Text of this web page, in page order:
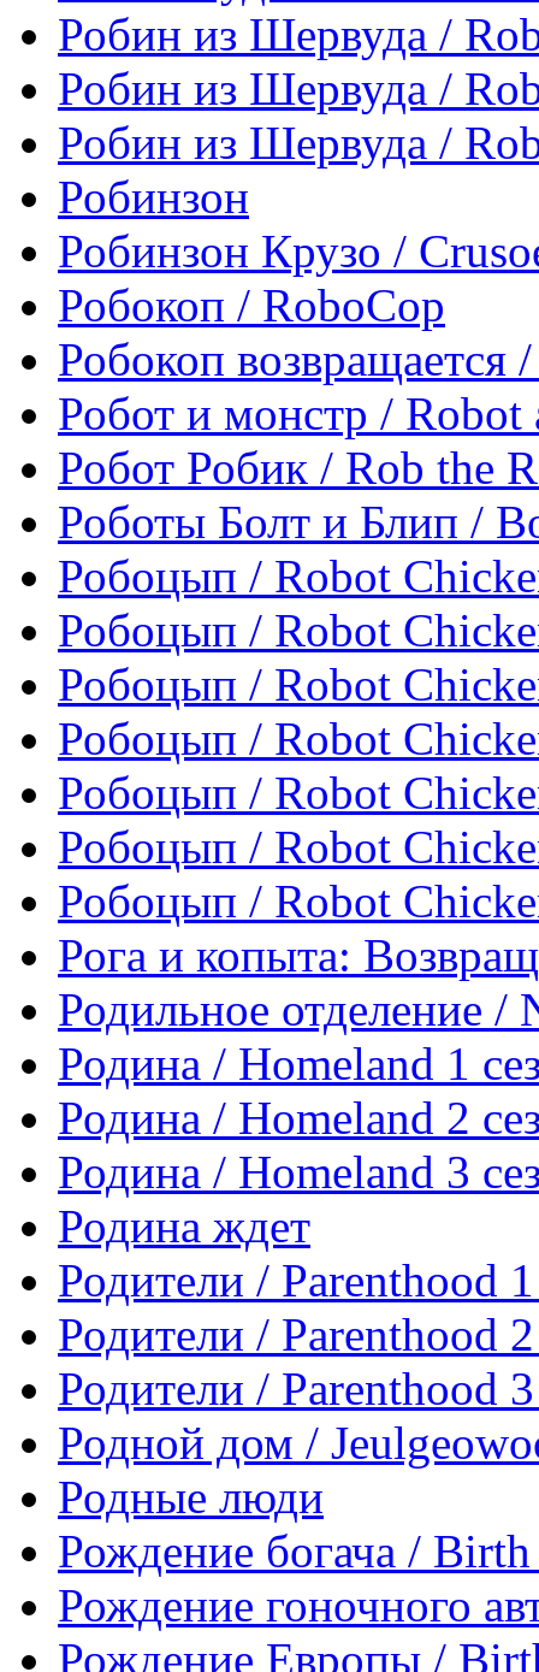
Робин из Шервуда /
Робин из Шервуда /
Робин из Шервуда /
Робинзон
Робинзон Крузо /
Робокоп / RoboCop
Робокоп
Робот и монстр / Robot
Робот Робик / Rob the
Роботы Болт и Блип /
Робоцып / Robot
Робоцып / Robot
Робоцып / Robot
Робоцып / Robot
Робоцып / Robot
Робоцып / Robot
Робоцып / Robot
Рога и копыта:
Родильное отделение /
Родина / Homeland 1
Родина / Homeland 2
Родина / Homeland 3
Родина ждет
Родители / Parenthood
Родители / Parenthood
Родители / Parenthood
Родной дом /
Родные люди
Рождение богача /
Рождение гоночного
Рождение Европы /